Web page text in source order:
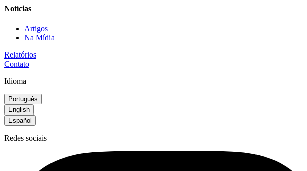
Notícias
Artigos
Na Mídia
Relatórios
Contato
Idioma
Português
English
Español
Redes sociais